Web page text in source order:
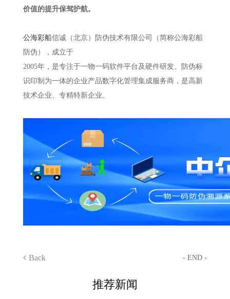
价值的提升保驾护航。
公海彩船信诚（北京）防伪技术有限公司（简称公海彩船
防伪），成立于
2005年，是专注于一物一码软件平台及硬件研发、防伪标
识印制为一体的企业产品数字化管理集成服务商，是高新
技术企业、专精特新企业。
Back - END -
推荐新闻